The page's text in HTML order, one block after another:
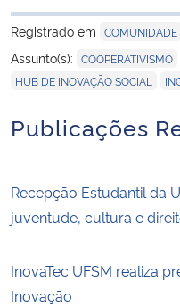
Registrado em COMUNIDADE
Assunto(s): COOPERATIVISMO
HUB DE INOVAÇÃO SOCIAL
Publicações
Recepção Estudantil da
juventude, cultura e
InovaTec UFSM realiza
Inovação